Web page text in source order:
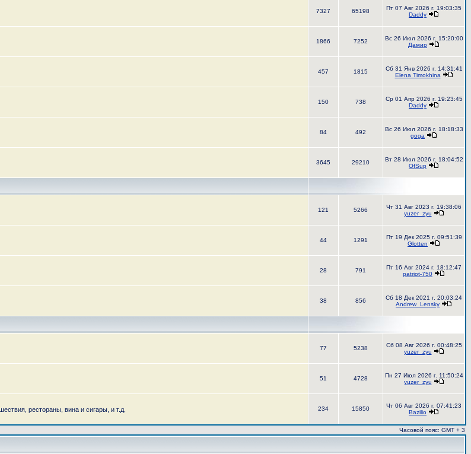
7327 65198
Пт 07 Авг 2026 г. 19:03:35
Daddy
1866 7252
Вс 26 Июл 2026 г. 15:20:00
Дамир
457 1815
Сб 31 Янв 2026 г. 14:31:41
Elena Timokhina
150 738
Ср 01 Апр 2026 г. 19:23:45
Daddy
84 492
Вс 26 Июл 2026 г. 18:18:33
goga
3645 29210
Вт 28 Июл 2026 г. 18:04:52
OfSup
121 5266
Чт 31 Авг 2023 г. 19:38:06
yuzer_zyu
44 1291
Пт 19 Дек 2025 г. 09:51:39
Glotten
28 791
Пт 16 Авг 2024 г. 18:12:47
patriot-750
38 856
Сб 18 Дек 2021 г. 20:03:24
Andrew_Lensky
77 5238
Сб 08 Авг 2026 г. 00:48:25
yuzer_zyu
51 4728
Пн 27 Июл 2026 г. 11:50:24
yuzer_zyu
рестораны, вина и сигары, и т.д. 234 15850
Чт 06 Авг 2026 г. 07:41:23
Bazilio
Часовой пояс: GMT + 3